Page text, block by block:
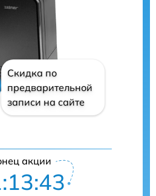
Скидка по
предварительной
записи на сайте
акции